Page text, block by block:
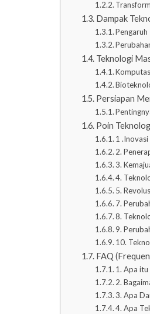
Dampak
Teknologi
Persiapan
Poin
1
2.
3.
4.
5.
7.
8.
9.
10.
FAQ
1. Apa itu
2.
3. Apa
4. Apa